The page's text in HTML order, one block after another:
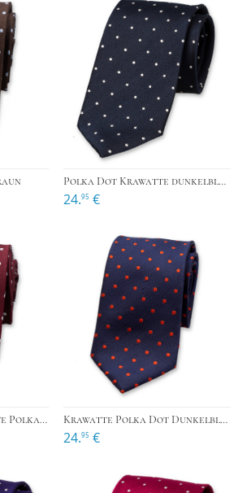
Polka Dot Krawatte dunkelblau
24.95 €
Bordeauxrote Krawatte Polkadot Krawatte Polka Dot Dunkelblau
24.95 €